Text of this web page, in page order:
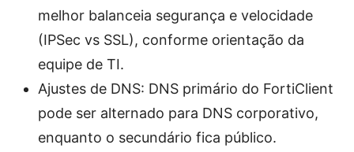
melhor balanceia segurança e velocidade
(IPSec vs SSL), conforme orientação da
equipe de TI.
Ajustes de DNS: DNS primário do FortiClient
pode ser alternado para DNS corporativo,
enquanto o secundário fica público.